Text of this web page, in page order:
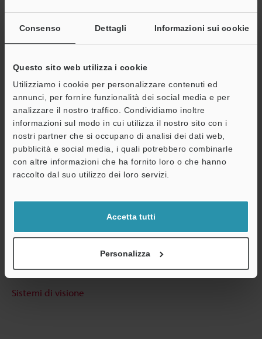
Consenso Dettagli Informazioni sui cookie
Questo sito web utilizza i cookie
Utilizziamo i cookie per personalizzare contenuti ed
annunci, per fornire funzionalità dei social media e per
analizzare il nostro traffico. Condividiamo inoltre
informazioni sul modo in cui utilizza il nostro sito con i
nostri partner che si occupano di analisi dei dati web,
pubblicità e social media, i quali potrebbero combinarle
con altre informazioni che ha fornito loro o che hanno
raccolto dal suo utilizzo dei loro servizi.
Accetta tutti
Personalizza
Scarica catalogo
Guide tecniche
Scheda tecnica (PDF)
CAD / CAE
Unità di prova gratuita
Sistemi di visione